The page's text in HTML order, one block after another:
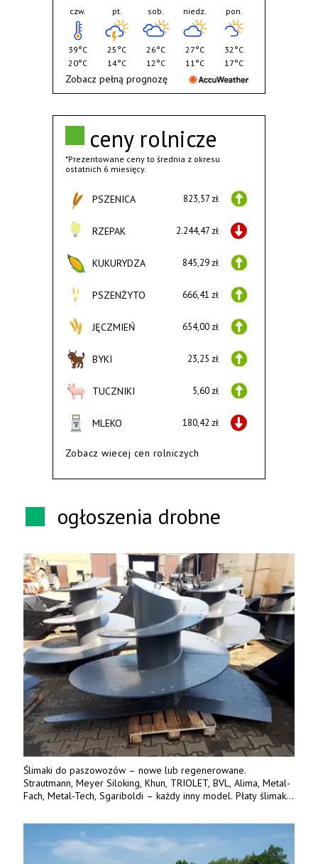
ceny rolnicze
*Prezentowane ceny to średnia z okresu
ostatnich 6 miesięcy.
PSZENICA 823,57 zł
RZEPAK 2.244,47 zł
KUKURYDZA 845,29 zł
PSZENŻYTO 666,41 zł
JĘCZMIEŃ 654,00 zł
BYKI 23,25 zł
TUCZNIKI 5,60 zł
MLEKO 180,42 zł
Zobacz wiecej cen rolniczych
czw.
39°C
20°C
pt.
25°C
14°C
sob.
26°C
12°C
niedz.
27°C
11°C
pon.
32°C
17°C
Zobacz pełną prognozę
ogłoszenia drobne
Ślimaki do paszowozów – nowe lub regenerowane.
Strautmann, Meyer Siloking, Khun, TRIOLET, BVL, Alima, Metal-
Fach, Metal-Tech, Sgariboldi – każdy inny model. Płaty ślimaka
– 15 lub 18 mm. Możliwa wymiana i dowóz na miejsce – cała
Polska. Tel. 609 144 596.